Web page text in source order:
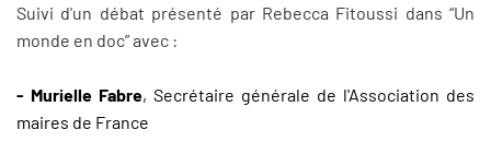
Suivi d'un débat présenté par Rebecca Fitoussi dans “Un
monde en doc” avec :
- Murielle Fabre, Secrétaire générale de l'Association des
maires de France